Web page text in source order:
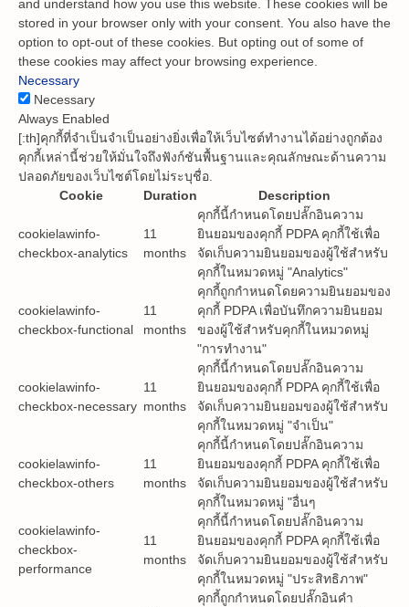
and understand how you use this website. These cookies will be
stored in your browser only with your consent. You also have the
option to opt-out of these cookies. But opting out of some of
these cookies may affect your browsing experience.
Necessary
Necessary
Always Enabled
[:th]คุกกี้ที่จำเป็นจำเป็นอย่างยิ่งเพื่อให้เว็บไซต์ทำงานได้อย่างถูกต้อง
คุกกี้เหล่านี้ช่วยให้มั่นใจถึงฟังก์ชันพื้นฐานและคุณลักษณะด้านความ
ปลอดภัยของเว็บไซต์โดยไม่ระบุชื่อ.
Cookie
Duration Description
cookielawinfo-
checkbox-analytics
11
months
คุกกี้นี้กำหนดโดยปลั๊กอินความ
ยินยอมของคุกกี้ PDPA คุกกี้ใช้เพื่อ
จัดเก็บความยินยอมของผู้ใช้สำหรับ
คุกกี้ในหมวดหมู่ "Analytics"
cookielawinfo-
checkbox-functional
11
months
คุกกี้ถูกกำหนดโดยความยินยอมของ
คุกกี้ PDPA เพื่อบันทึกความยินยอม
ของผู้ใช้สำหรับคุกกี้ในหมวดหมู่
"การทำงาน"
cookielawinfo-
checkbox-necessary
11
months
คุกกี้นี้กำหนดโดยปลั๊กอินความ
ยินยอมของคุกกี้ PDPA คุกกี้ใช้เพื่อ
จัดเก็บความยินยอมของผู้ใช้สำหรับ
คุกกี้ในหมวดหมู่ "จำเป็น"
cookielawinfo-
checkbox-others
11
months
คุกกี้นี้กำหนดโดยปลั๊กอินความ
ยินยอมของคุกกี้ PDPA คุกกี้ใช้เพื่อ
จัดเก็บความยินยอมของผู้ใช้สำหรับ
คุกกี้ในหมวดหมู่ "อื่นๆ
cookielawinfo-
checkbox-
performance
11
months
คุกกี้นี้กำหนดโดยปลั๊กอินความ
ยินยอมของคุกกี้ PDPA คุกกี้ใช้เพื่อ
จัดเก็บความยินยอมของผู้ใช้สำหรับ
คุกกี้ในหมวดหมู่ "ประสิทธิภาพ"
คุกกี้ถูกกำหนดโดยปลั๊กอินคำ